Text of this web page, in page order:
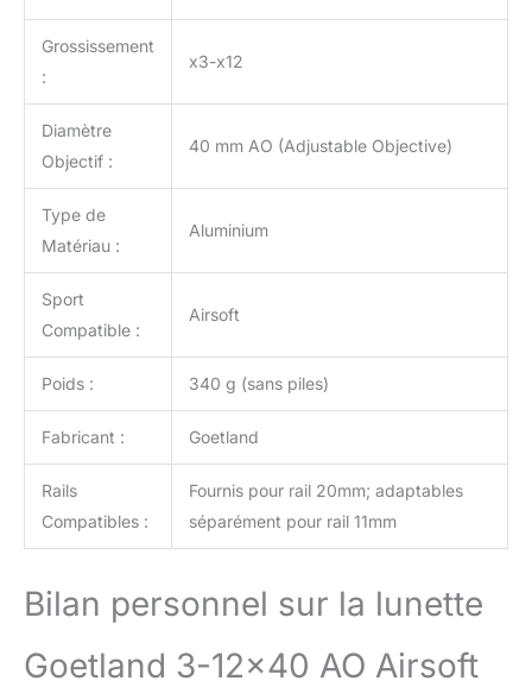
Grossissement
:
x3-x12
Diamètre
Objectif :
40 mm AO (Adjustable Objective)
Type de
Matériau :
Aluminium
Sport
Compatible :
Airsoft
Poids : 340 g (sans piles)
Fabricant : Goetland
Rails
Compatibles :
Fournis pour rail 20mm; adaptables
séparément pour rail 11mm
Bilan personnel sur la lunette
Goetland 3-12×40 AO Airsoft